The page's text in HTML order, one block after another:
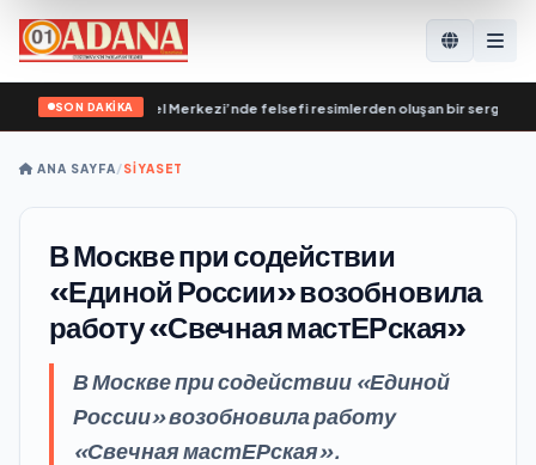
SON DAKİKA
Destekleme Genel Merkezi’nde felsefi resimlerden oluşan bir sergi açıldı
ANA SAYFA/SİYASET
В Москве при содействии
«Единой России» возобновила
работу «Свечная мастЕРская»
В Москве при содействии «Единой
России» возобновила работу
«Свечная мастЕРская».